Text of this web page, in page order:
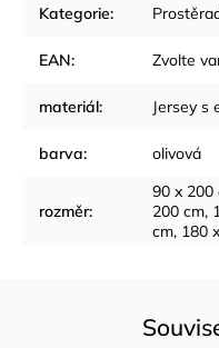
Kategorie:
EAN: Zvolte
materiál: Jersey s
barva: olivová
rozměr:
90 x 200
200 cm,
cm, 180